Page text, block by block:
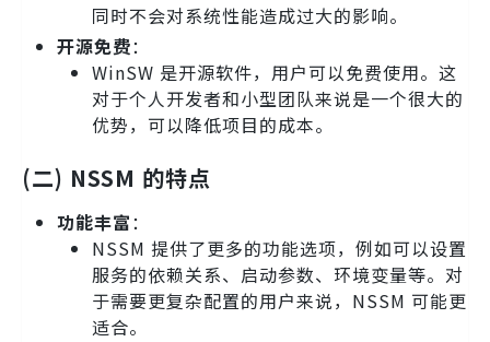
同时不会对系统性能造成过大的影响。
开源免费：
WinSW 是开源软件，用户可以免费使用。这
对于个人开发者和小型团队来说是一个很大的
优势，可以降低项目的成本。
(二) NSSM 的特点
功能丰富：
NSSM 提供了更多的功能选项，例如可以设置
服务的依赖关系、启动参数、环境变量等。对
于需要更复杂配置的用户来说，NSSM 可能更
适合。